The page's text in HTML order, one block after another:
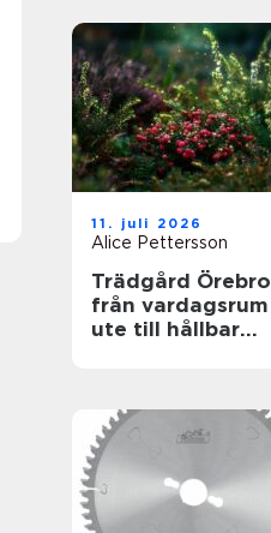
11. juli 2026
Alice Pettersson
Trädgård Örebro
från vardagsrum
ute till hållbar